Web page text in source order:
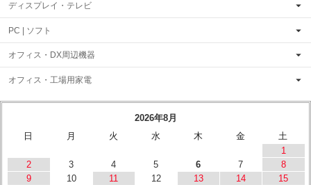
ディスプレイ・テレビ
PC | ソフト
オフィス・DX周辺機器
オフィス・工場用家電
2026年8月
日
月 火 水 木 金
土
1
2
3 4 5 6 7
8
9
10 11 12 13 14
15